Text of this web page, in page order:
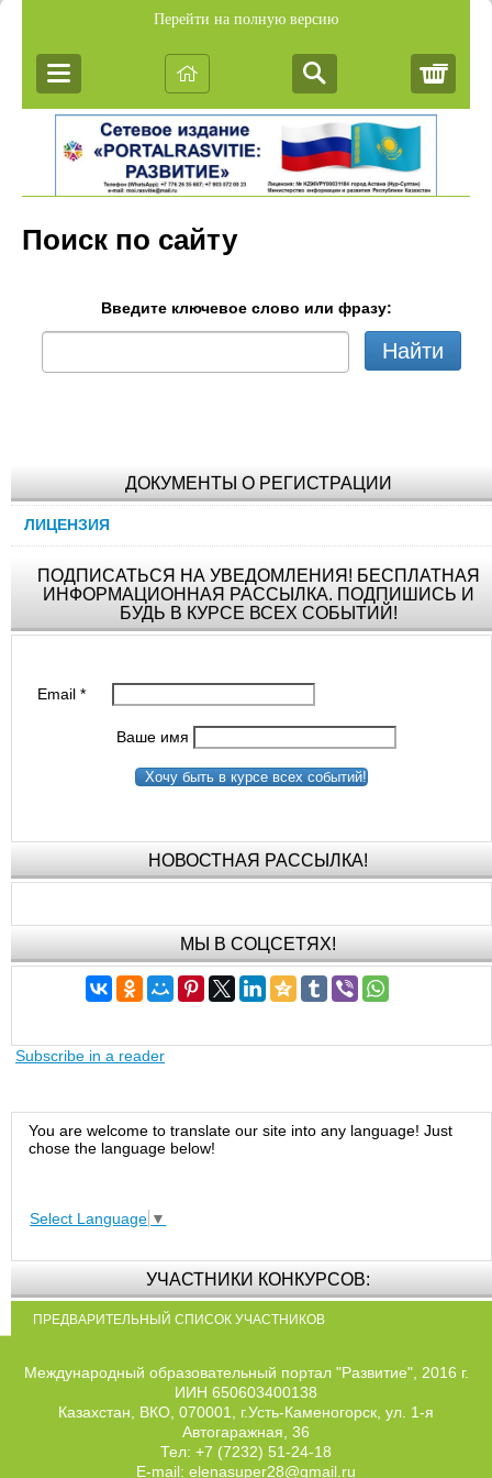
Перейти на полную версию
Поиск по сайту
Введите ключевое слово или фразу:
Найти
ДОКУМЕНТЫ О РЕГИСТРАЦИИ
ЛИЦЕНЗИЯ
ПОДПИСАТЬСЯ НА УВЕДОМЛЕНИЯ! БЕСПЛАТНАЯ
ИНФОРМАЦИОННАЯ РАССЫЛКА. ПОДПИШИСЬ И
БУДЬ В КУРСЕ ВСЕХ СОБЫТИЙ!
Email*
Ваше имя
Хочу быть в курсе всех событий!
НОВОСТНАЯ РАССЫЛКА!
МЫ В СОЦСЕТЯХ!
Subscribe in a reader
You are welcome to translate our site into any language! Just
chose the language below!
Select Language ▼
УЧАСТНИКИ КОНКУРСОВ:
ПРЕДВАРИТЕЛЬНЫЙ СПИСОК УЧАСТНИКОВ
Международный образовательный портал "Развитие", 2016 г.
ИИН 650603400138
Казахстан, ВКО, 070001, г.Усть-Каменогорск, ул. 1-я
Автогаражная, 36
Тел: +7 (7232) 51-24-18
E-mail: elenasuper28@gmail.ru